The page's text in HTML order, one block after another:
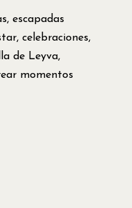
escapadas
celebraciones,
de Leyva,
momentos